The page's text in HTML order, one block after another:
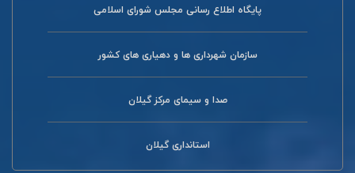
پایگاه اطلاع رسانی مجلس شورای اسلامی
سازمان شهرداری ها و دهیاری های کشور
صدا و سیمای مرکز گیلان
استانداری گیلان